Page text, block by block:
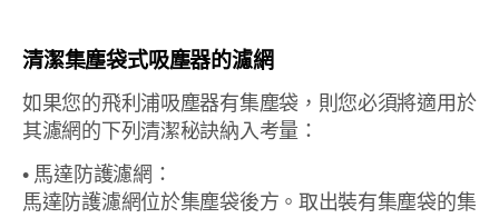
清潔集塵袋式吸塵器的濾網
如果您的飛利浦吸塵器有集塵袋，則您必須將適用於
其濾網的下列清潔秘訣納入考量：
• 馬達防護濾網：
馬達防護濾網位於集塵袋後方。取出裝有集塵袋的集